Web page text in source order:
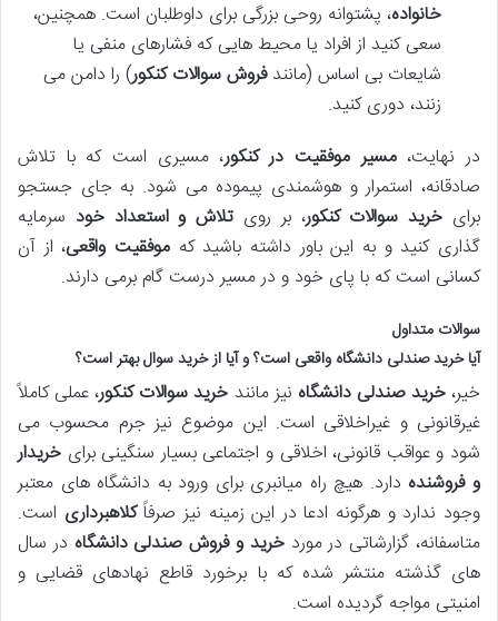
خانواده، پشتوانه روحی بزرگی برای داوطلبان است. همچنین،
سعی کنید از افراد یا محیط هایی که فشارهای منفی یا
شایعات بی اساس (مانندفروش سوالات کنکور) را دامن می
زنند، دوری کنید.
در نهایت،مسیر موفقیت در کنکور، مسیری است که با تلاش
صادقانه، استمرار و هوشمندی پیموده می شود. به جای جستجو
برای خرید سوالات کنکور، بر روی تلاش و استعداد خود سرمایه
گذاری کنید و به این باور داشته باشید که موفقیت واقعی، از آن
کسانی است که با پای خود و در مسیر درست گام برمی دارند.
سوالات متداول
آیاخرید صندلی دانشگاه واقعی است؟ و آیا ازخرید سوالبهتر است؟
خیر،خرید صندلی دانشگاه نیز مانند خرید سوالات کنکور، عملی کاملاً
غیرقانونی و غیراخلاقی است. این موضوع نیز جرم محسوب می
شود و عواقب قانونی، اخلاقی و اجتماعی بسیار سنگینی برای خریدار
و فروشنده دارد. هیچ راه میانبری برای ورود به دانشگاه های معتبر
وجود ندارد و هرگونه ادعا در این زمینه نیز صرفاًکلاهبرداری است.
متاسفانه، گزارشاتی در موردخرید و فروش صندلی دانشگاه در سال
های گذشته منتشر شده که با برخورد قاطع نهادهای قضایی و
امنیتی مواجه گردیده است.